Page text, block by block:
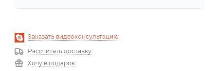
Заказать видеоконсультацию
Рассчитать доставку
Хочу в подарок